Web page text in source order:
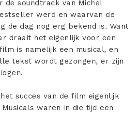
de soundtrack van Michel
werd en waarvan de
de dag nog erg bekend is. Want
draait het eigenlijk voor een
is namelijk een musical, en
tekst wordt gezongen, er zijn
succes van de film eigenlijk
waren in die tijd een